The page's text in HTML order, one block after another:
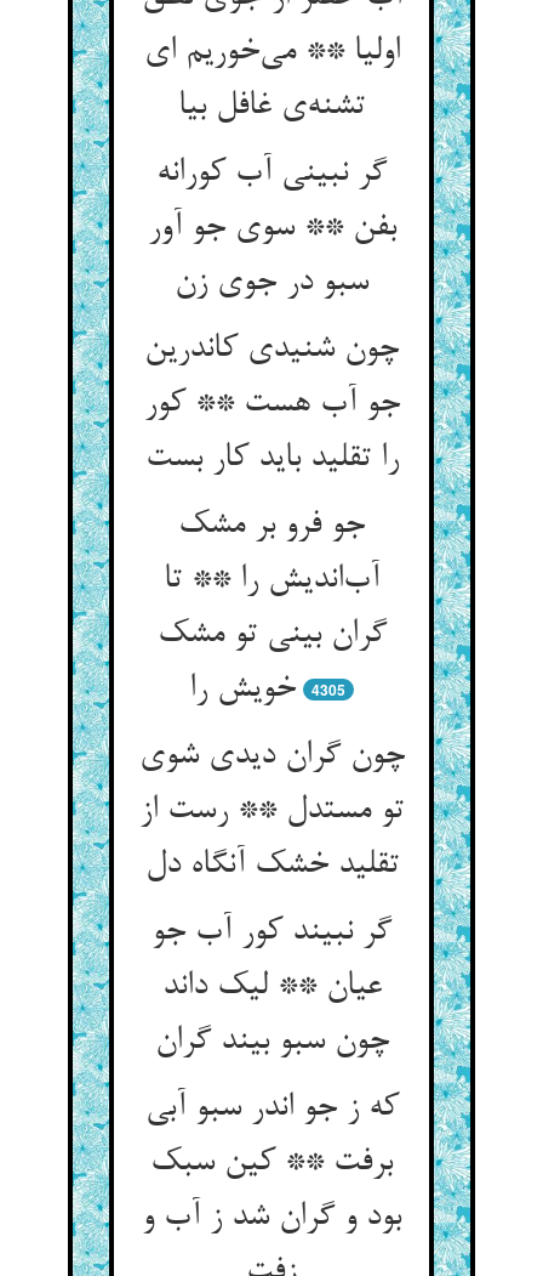
اولیا ** می‌خوریم ای
تشنه‌ی غافل بیا
گر نبینی آب کورانه
بفن ** سوی جو آور
سبو در جوی زن
چون شنیدی کاندرین
جو آب هست ** کور
را تقلید باید کار بست
جو فرو بر مشک
آب‌اندیش را ** تا
گران بینی تو مشک
خویش را
4305
چون گران دیدی شوی
تو مستدل ** رست از
تقلید خشک آنگاه دل
گر نبیند کور آب جو
عیان ** لیک داند
چون سبو بیند گران
که ز جو اندر سبو آبی
برفت ** کین سبک
بود و گران شد ز آب و